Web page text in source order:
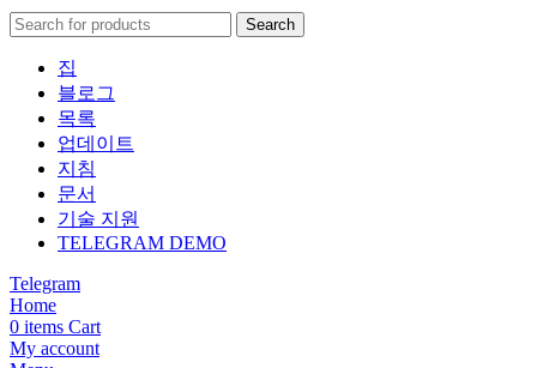
품
옵
이
이
상
품
에
있
습
품
Search
집
블로그
목록
업데이트
지침
문서
기술 지원
TELEGRAM DEMO
Telegram
Home
0 items Cart
My account